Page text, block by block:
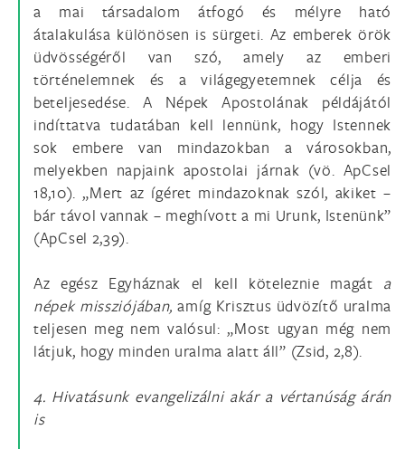
a mai társadalom átfogó és mélyre ható
átalakulása különösen is sürgeti. Az emberek örök
üdvösségéről van szó, amely az emberi
történelemnek és a világegyetemnek célja és
beteljesedése. A Népek Apostolának példájától
indíttatva tudatában kell lennünk, hogy Istennek
sok embere van mindazokban a városokban,
melyekben napjaink apostolai járnak (vö. ApCsel
18,10). „Mert az ígéret mindazoknak szól, akiket –
bár távol vannak – meghívott a mi Urunk, Istenünk”
(ApCsel 2,39).
Az egész Egyháznak el kell köteleznie magát a
népek missziójában, amíg Krisztus üdvözítő uralma
teljesen meg nem valósul: „Most ugyan még nem
látjuk, hogy minden uralma alatt áll” (Zsid, 2,8).
4. Hivatásunk evangelizálni akár a vértanúság árán
is